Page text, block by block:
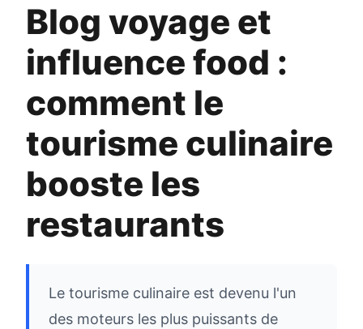
Blog voyage et
influence food :
comment le
tourisme culinaire
booste les
restaurants
Le tourisme culinaire est devenu l'un
des moteurs les plus puissants de